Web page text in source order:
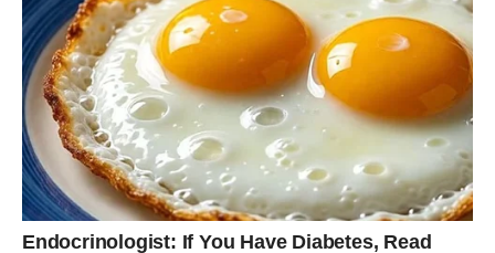
BLIZANCI
Petak donosi mnogo komunikacije, poruka, razgovora i
razmišljanja. Vaš um je brz, ali danas postoji i potreba da
se zastane i razmisli. Moguće je da ćete čuti informaciju
koja menja vaše mišljenje o jednoj osobi ili situaciji. Na
poslu ste snalažljivi, ali pazite da ne preuzmete previše
obaveza odjednom.